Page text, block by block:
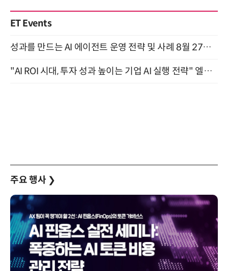
ET Events
성과를 만드는 AI 에이전트 운영 전략 및 사례 8월 27일 개최
"AI ROI 시대, 투자 성과 높이는 기업 AI 실행 전략" 엘타워 6층 (9월 18일)
주요 행사 ❯